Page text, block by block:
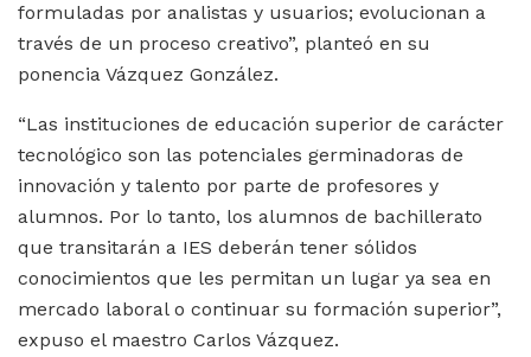
formuladas por analistas y usuarios; evolucionan a
través de un proceso creativo”, planteó en su
ponencia Vázquez González.
“Las instituciones de educación superior de carácter
tecnológico son las potenciales germinadoras de
innovación y talento por parte de profesores y
alumnos. Por lo tanto, los alumnos de bachillerato
que transitarán a IES deberán tener sólidos
conocimientos que les permitan un lugar ya sea en
mercado laboral o continuar su formación superior”,
expuso el maestro Carlos Vázquez.